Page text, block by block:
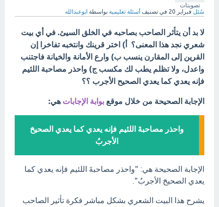
تصويتات
سُئل فبراير 20 في تصنيف أسئلة تعليمية بواسطة ابوعبدالله
لا بد أن يتأثر الصاحب بصاحبه في الخلق السيئ. في أي بيت
شعري نجد هذا المعنى؟ أ) اختر قرينك وانتخبه تفاخرا إن
القرين إلى المقارن ينسب ب) وارع الأمانة والخيانة فاجتنب
واعدل، ولا تظلم يطب لك مكسب ج) واحذر مصاحبة اللئيم
فإنه يعدي كما يعدي الصحيح الأجرب ؟؟
الإجابة الصحيحة من خلال موقع بوابة الإجابات هي:
واحذر مصاحبةَ اللئيم فإنه يعدي كما يعدي الصحيحَ
الأجربُ
الإجابة الصحيحة هي: "واحذر مصاحبةَ اللئيم فإنه يعدي كما
يعدي الصحيحَ الأجربُ".
يشرح هذا البيت الشعري بشكل مباشر فكرة تأثير الصاحب